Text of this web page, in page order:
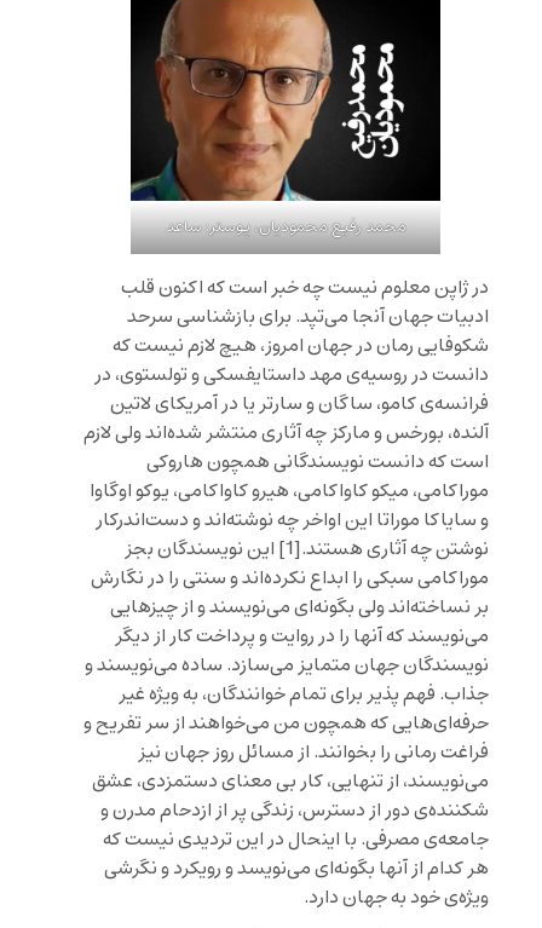
محمد رفیع محمودیان، پوستر: ساعد
در ژاپن معلوم نیست چه خبر است که اکنون قلب
ادبیات جهان آنجا می‌تپد. برای بازشناسی سرحد
شکوفایی رمان در جهان امروز، هیچ لازم نیست که
دانست در روسیه‌ی مهد داستایفسکی و تولستوی، در
فرانسه‌ی کامو، ساگان و سارتر یا در آمریکای لاتین
آلنده، بورخس و مارکز چه آثاری منتشر شده‌اند ولی لازم
است که دانست نویسندگانی همچون هاروکی
موراکامی، میکو کاواکامی، هیرو کاواکامی، یوکو اوگاوا
و سایاکا موراتا این اواخر چه نوشته‌اند و دست‌اندرکار
نوشتن چه آثاری هستند.[1]
این نویسندگان بجز
موراکامی سبکی را ابداع نکرده‌اند و سنتی را در نگارش
بر نساخته‌اند ولی بگونه‌ای می‌نویسند و از چیزهایی
می‌نویسند که آنها را در روایت و پرداخت کار از دیگر
نویسندگان جهان متمایز می‌سازد. ساده می‌نویسند و
جذاب. فهم پذیر برای تمام خوانندگان، به ویژه غیر
حرفه‌ای‌هایی که همچون من می‌خواهند از سر تفریح و
فراغت رمانی را بخوانند. از مسائل روز جهان نیز
می‌نویسند، از تنهایی، کار بی معنای دستمزدی، عشق
شکننده‌ی دور از دسترس، زندگی پر از ازدحام مدرن و
جامعه‌ی مصرفی. با اینحال در این تردیدی نیست که
هر کدام از آنها بگونه‌ای می‌نویسد و رویکرد و نگرشی
ویژه‌ی خود به جهان دارد.